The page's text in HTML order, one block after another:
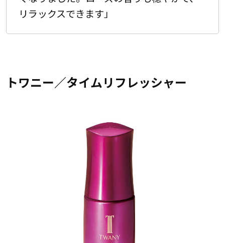
リラックスできます」
トワニー／タイムリフレッシャー